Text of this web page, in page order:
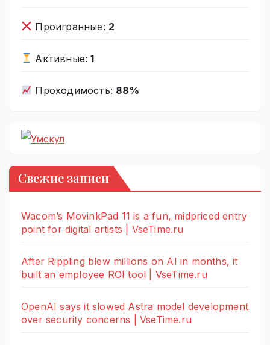
Проигранные: 2
Активные:1
Проходимость: 88%
Свежие записи
Wacom’s MovinkPad 11 is a fun, midpriced entry
point for digital artists | VseTime.ru
After Rippling blew millions on AI in months, it
built an employee ROI tool | VseTime.ru
OpenAI says it slowed Astra model development
over security concerns | VseTime.ru